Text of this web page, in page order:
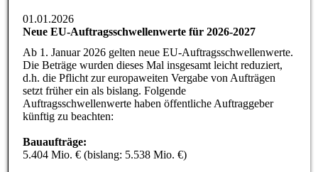
01.01.2026
Neue EU-Auftragsschwellenwerte für 2026-2027
Ab 1. Januar 2026 gelten neue EU-Auftragsschwellenwerte.
Die Beträge wurden dieses Mal insgesamt leicht reduziert,
d.h. die Pflicht zur europaweiten Vergabe von Aufträgen
setzt früher ein als bislang. Folgende
Auftragsschwellenwerte haben öffentliche Auftraggeber
künftig zu beachten:
Bauaufträge:
5.404 Mio. € (bislang: 5.538 Mio. €)